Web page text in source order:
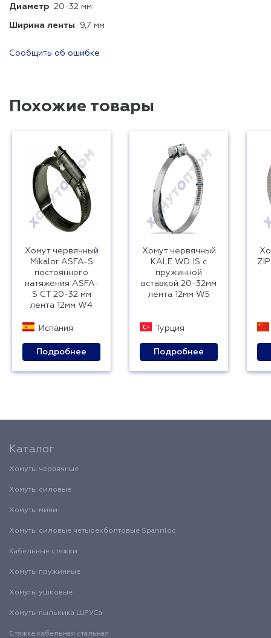
Диаметр 20-32 мм
Ширина ленты 9,7 мм
Сообщить об ошибке
Похожие товары
Хомут червячный
Mikalor ASFA-S
постоянного
натяжения ASFA-
S CT 20-32 мм
лента 12мм W4
Испания
Подробнее
Хомут червячный
KALE WD IS с
пружинной
вставкой 20-32мм
лента 12мм W5
Турция
Подробнее
Каталог
Хомуты червячные
Хомуты силовые
Хомуты мини
Хомуты силовые четырехболтовые Spannloc
Кабельные стяжки
Хомуты пружинные
Хомуты ушковые
Хомуты пыльника ШРУСа
Стяжка кабельная стальная